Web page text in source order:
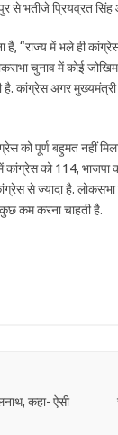
से भतीजे प्रियव्रत सिंह
है, “राज्य में भले ही
चुनाव में कोई
है. कांग्रेस अगर
को पूर्ण बहुमत नहीं
को 114, भाजपा
से ज्यादा है.
कम करना चाहती है.
कहा- ऐसी